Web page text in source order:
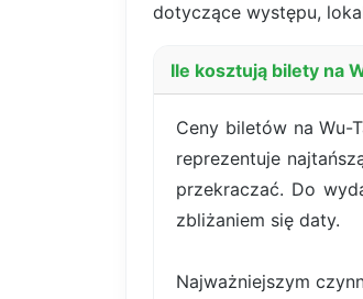
dotyczące występu,
Ile kosztują bilety na
Ceny biletów na Wu-
reprezentuje
przekraczać. Do
zbliżaniem się daty.
Najważniejszym